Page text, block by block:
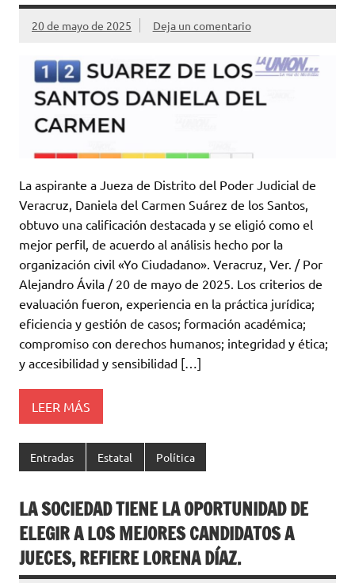
20 de mayo de 2025 Deja un comentario
La aspirante a Jueza de Distrito del Poder Judicial de
Veracruz, Daniela del Carmen Suárez de los Santos,
obtuvo una calificación destacada y se eligió como el
mejor perfil, de acuerdo al análisis hecho por la
organización civil «Yo Ciudadano». Veracruz, Ver. / Por
Alejandro Ávila / 20 de mayo de 2025. Los criterios de
evaluación fueron, experiencia en la práctica jurídica;
eficiencia y gestión de casos; formación académica;
compromiso con derechos humanos; integridad y ética;
y accesibilidad y sensibilidad […]
LEER MÁS
Entradas Estatal Política
LA SOCIEDAD TIENE LA OPORTUNIDAD DE
ELEGIR A LOS MEJORES CANDIDATOS A
JUECES, REFIERE LORENA DÍAZ.